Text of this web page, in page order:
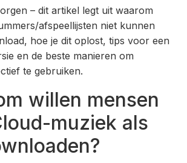
– dit artikel legt uit waarom
afspeellijsten niet kunnen
hoe je dit oplost, tips voor een
en de beste manieren om
te gebruiken.
willen mensen
muziek als